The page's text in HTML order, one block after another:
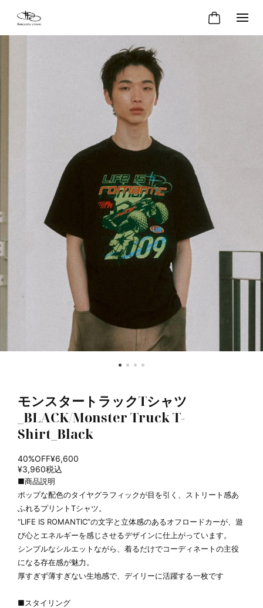
モンスタートラックTシャツ
_BLACK/Monster Truck T-
Shirt_Black
40%OFF¥6,600
¥3,960税込
■商品説明
ポップな配色のタイヤグラフィックが目を引く、ストリート感あ
ふれるプリントTシャツ。
“LIFE IS ROMANTIC”の文字と立体感のあるオフロードカーが、遊
び心とエネルギーを感じさせるデザインに仕上がっています。
シンプルなシルエットながら、着るだけでコーディネートの主役
になる存在感が魅力。
厚すぎず薄すぎない生地感で、デイリーに活躍する一枚です
■スタイリング